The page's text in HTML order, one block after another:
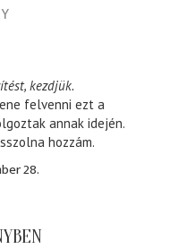
kezdjük.
felvenni ezt a
annak idején.
hozzám.
28.